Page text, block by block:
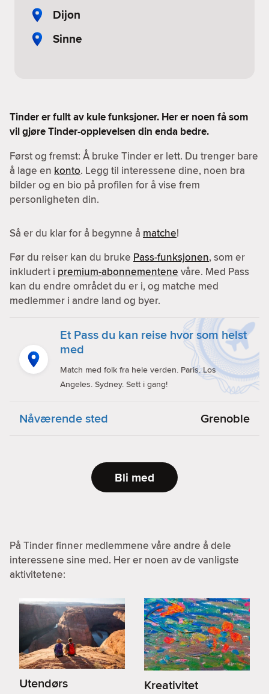
Dijon
Sinne
Tinder er fullt av kule funksjoner. Her er noen få som
vil gjøre Tinder-opplevelsen din enda bedre.
Først og fremst: Å bruke Tinder er lett. Du trenger bare
å lage en konto. Legg til interessene dine, noen bra
bilder og en bio på profilen for å vise frem
personligheten din.
Så er du klar for å begynne å matche!
Før du reiser kan du bruke Pass-funksjonen, som er
inkludert i premium-abonnementene våre. Med Pass
kan du endre området du er i, og matche med
medlemmer i andre land og byer.
Et Pass du kan reise hvor som helst
med
Match med folk fra hele verden. Paris. Los
Angeles. Sydney. Sett i gang!
Nåværende sted Grenoble
Bli med
På Tinder finner medlemmene våre andre å dele
interessene sine med. Her er noen av de vanligste
aktivitetene:
Utendørs Kreativitet